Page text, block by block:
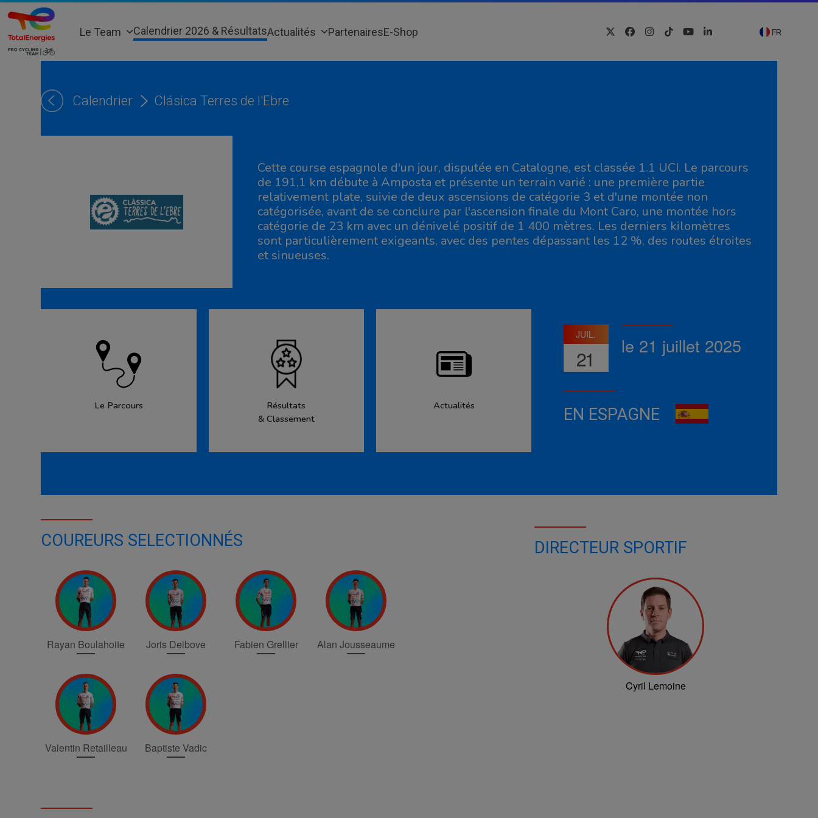
Skip
content
Le Team Calendrier 2026 & RésultatsActualités PartenairesE-Shop TwitterFacebook
Instagram
TiktokYouTubeLinkedIn FR
Calendrier Clásica Terres de l'Ebre
Cette course espagnole d'un jour, disputée en Catalogne, est classée 1.1 UCI. Le parcours
de 191,1 km débute à Amposta et présente un terrain varié : une première partie
relativement plate, suivie de deux ascensions de catégorie 3 et d'une montée non
catégorisée, avant de se conclure par l'ascension finale du Mont Caro, une montée hors
catégorie de 23 km avec un dénivelé positif de 1 400 mètres. Les derniers kilomètres
sont particulièrement exigeants, avec des pentes dépassant les 12 %, des routes étroites
et sinueuses.
Le Parcours
Résultats
& Classement
Actualités
JUIL.
21
le 21 juillet 2025
EN ESPAGNE
COUREURS SELECTIONNÉS
Rayan Boulahoite Joris Delbove Fabien Grellier Alan Jousseaume
Valentin Retailleau Baptiste Vadic
DIRECTEUR SPORTIF
Cyril Lemoine